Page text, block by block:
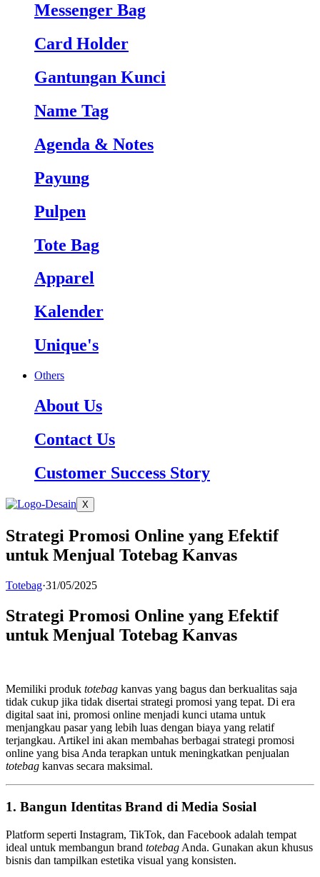
Messenger Bag
Card Holder
Gantungan Kunci
Name Tag
Agenda & Notes
Payung
Pulpen
Tote Bag
Apparel
Kalender
Unique's
Others
About Us
Contact Us
Customer Success Story
X
Strategi Promosi Online yang Efektif
untuk Menjual Totebag Kanvas
Totebag·31/05/2025
Strategi Promosi Online yang Efektif
untuk Menjual Totebag Kanvas
Memiliki produk totebag kanvas yang bagus dan berkualitas saja
tidak cukup jika tidak disertai strategi promosi yang tepat. Di era
digital saat ini, promosi online menjadi kunci utama untuk
menjangkau pasar yang lebih luas dengan biaya yang relatif
terjangkau. Artikel ini akan membahas berbagai strategi promosi
online yang bisa Anda terapkan untuk meningkatkan penjualan
totebag kanvas secara maksimal.
1. Bangun Identitas Brand di Media Sosial
Platform seperti Instagram, TikTok, dan Facebook adalah tempat
ideal untuk membangun brand totebag Anda. Gunakan akun khusus
bisnis dan tampilkan estetika visual yang konsisten.